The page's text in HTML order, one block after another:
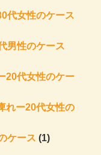
代女性のケース
男性のケース
20代女性のケー
れー20代女性の
ケース (1)